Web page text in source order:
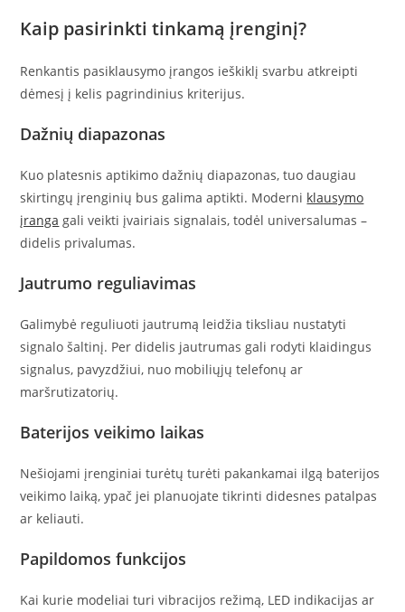
Kaip pasirinkti tinkamą įrenginį?
Renkantis pasiklausymo įrangos ieškiklį svarbu atkreipti
dėmesį į kelis pagrindinius kriterijus.
Dažnių diapazonas
Kuo platesnis aptikimo dažnių diapazonas, tuo daugiau
skirtingų įrenginių bus galima aptikti. Moderni klausymo
įranga gali veikti įvairiais signalais, todėl universalumas –
didelis privalumas.
Jautrumo reguliavimas
Galimybė reguliuoti jautrumą leidžia tiksliau nustatyti
signalo šaltinį. Per didelis jautrumas gali rodyti klaidingus
signalus, pavyzdžiui, nuo mobiliųjų telefonų ar
maršrutizatorių.
Baterijos veikimo laikas
Nešiojami įrenginiai turėtų turėti pakankamai ilgą baterijos
veikimo laiką, ypač jei planuojate tikrinti didesnes patalpas
ar keliauti.
Papildomos funkcijos
Kai kurie modeliai turi vibracijos režimą, LED indikacijas ar